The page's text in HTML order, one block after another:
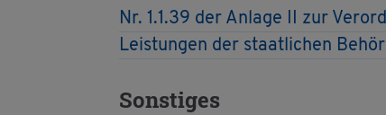
Nr. 1.1.39 der An­la­ge II zur
Leis­tun­gen der staat­li­chen
Sons­ti­ges